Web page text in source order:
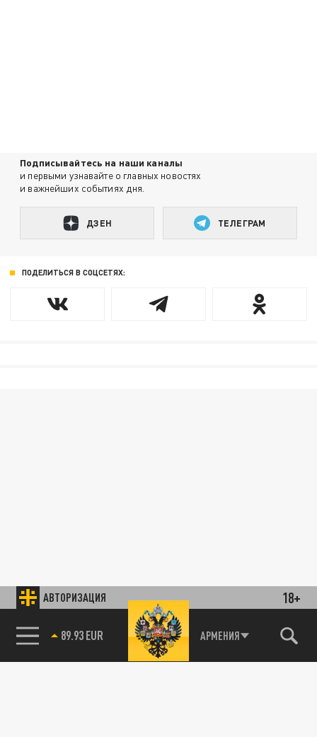
АВТОРИЗАЦИЯ 18+
89.93 EUR АРМЕНИЯ
Подписывайтесь на наши каналы
и первыми узнавайте о главных новостях
и важнейших событиях дня.
ДЗЕН ТЕЛЕГРАМ
ПОДЕЛИТЬСЯ В СОЦСЕТЯХ: